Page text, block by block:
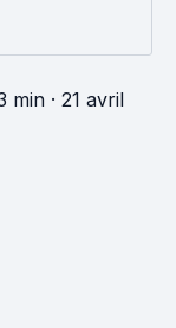
min · 21 avril